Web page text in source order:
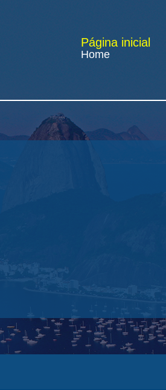
Página inicial
Home